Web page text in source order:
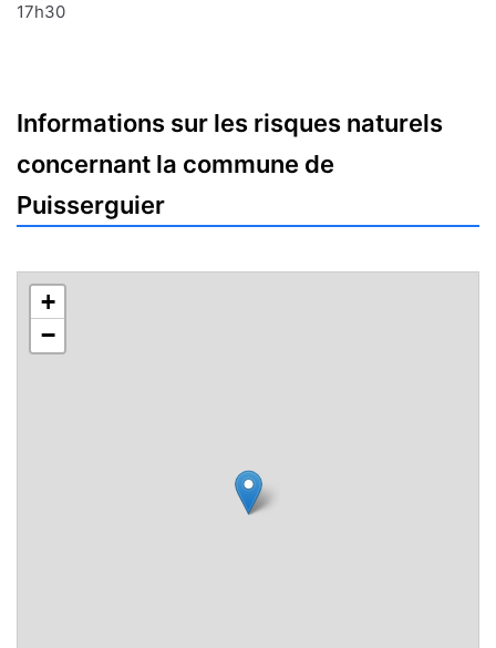
17h30
Informations sur les risques naturels
concernant la commune de
Puisserguier
+
−